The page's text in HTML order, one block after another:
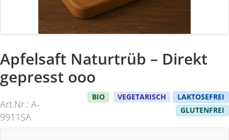
Apfelsaft Naturtrüb – Direkt
gepresst ooo
Art.Nr.: A-
9911SA
BIO VEGETARISCH
LAKTOSEFREI
GLUTENFREI